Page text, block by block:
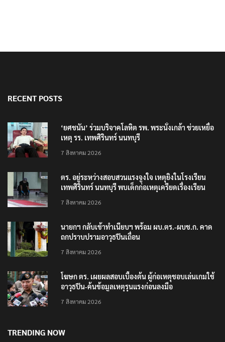
RECENT POSTS
‘ยศชนัน’ ร่วมบริจาคโลหิต รพ. พระนั่งเกล้า ช่วยเหยื่อ
เหตุ รร. เทพศิรินทร์ นนทบุรี
7 สิงหาคม 2026
ตร. อยู่ระหว่างสอบสวนแรงจูงใจ เหตุยิงในโรงเรียน
เทพศิรินทร์ นนทบุรี พบเด็กก่อเหตุเครียดเรื่องเรียน
7 สิงหาคม 2026
นายกฯ กลับเข้าทำเนียบฯ พร้อม ผบ.ตร.-ผบช.ก. คาด
ถกปราบปรามอาวุธปืนเถื่อน
7 สิงหาคม 2026
โฆษก ตร. เผยผลสอบเบื้องต้น ผู้ก่อเหตุชอบเล่นเกมใช้
อาวุธปืน-ค้นข้อมูลเหตุรุนแรงก่อนลงมือ
7 สิงหาคม 2026
TRENDING NOW